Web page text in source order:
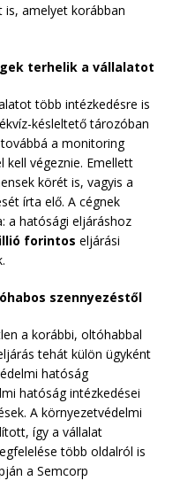
amelyet korábban
terhelik a vállalatot
több intézkedésre is
késleltető tározóban
a monitoring
kell végeznie. Emellett
körét is, vagyis a
írta elő. A cégnek
a hatósági eljáráshoz
forintos eljárási
szennyezéstől
a korábbi, oltóhabbal
tehát külön ügyként
hatóság
hatóság intézkedései
A környezetvédelmi
így a vállalat
több oldalról is
a Semcorp